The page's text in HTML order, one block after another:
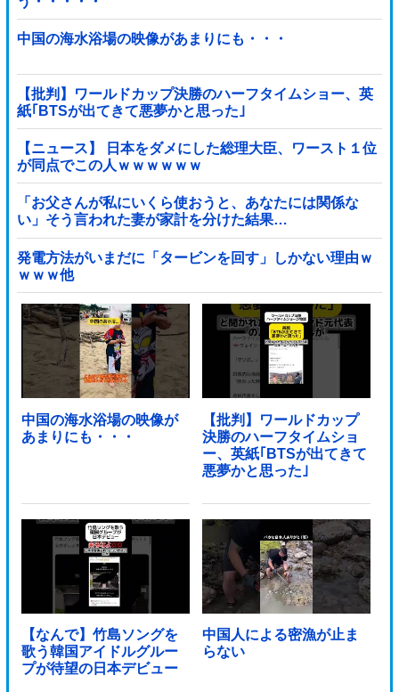
中国の海水浴場の映像があまりにも・・・
【批判】ワールドカップ決勝のハーフタイムショー、英
紙｢BTSが出てきて悪夢かと思った｣
【ニュース】 日本をダメにした総理大臣、ワースト１位
が同点でこの人ｗｗｗｗｗｗ
「お父さんが私にいくら使おうと、あなたには関係な
い」そう言われた妻が家計を分けた結果…
発電方法がいまだに「タービンを回す」しかない理由ｗ
ｗｗｗ他
中国の海水浴場の映像が
あまりにも・・・
【批判】ワールドカップ
決勝のハーフタイムショ
ー、英紙｢BTSが出てきて
悪夢かと思った｣
【なんで】竹島ソングを
歌う韓国アイドルグルー
プが待望の日本デビュー
中国人による密漁が止ま
らない